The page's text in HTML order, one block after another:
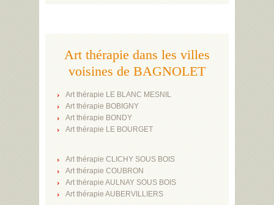
Art thérapie dans les villes
voisines de BAGNOLET
Art thérapie LE BLANC MESNIL
Art thérapie BOBIGNY
Art thérapie BONDY
Art thérapie LE BOURGET
Art thérapie CLICHY SOUS BOIS
Art thérapie COUBRON
Art thérapie AULNAY SOUS BOIS
Art thérapie AUBERVILLIERS